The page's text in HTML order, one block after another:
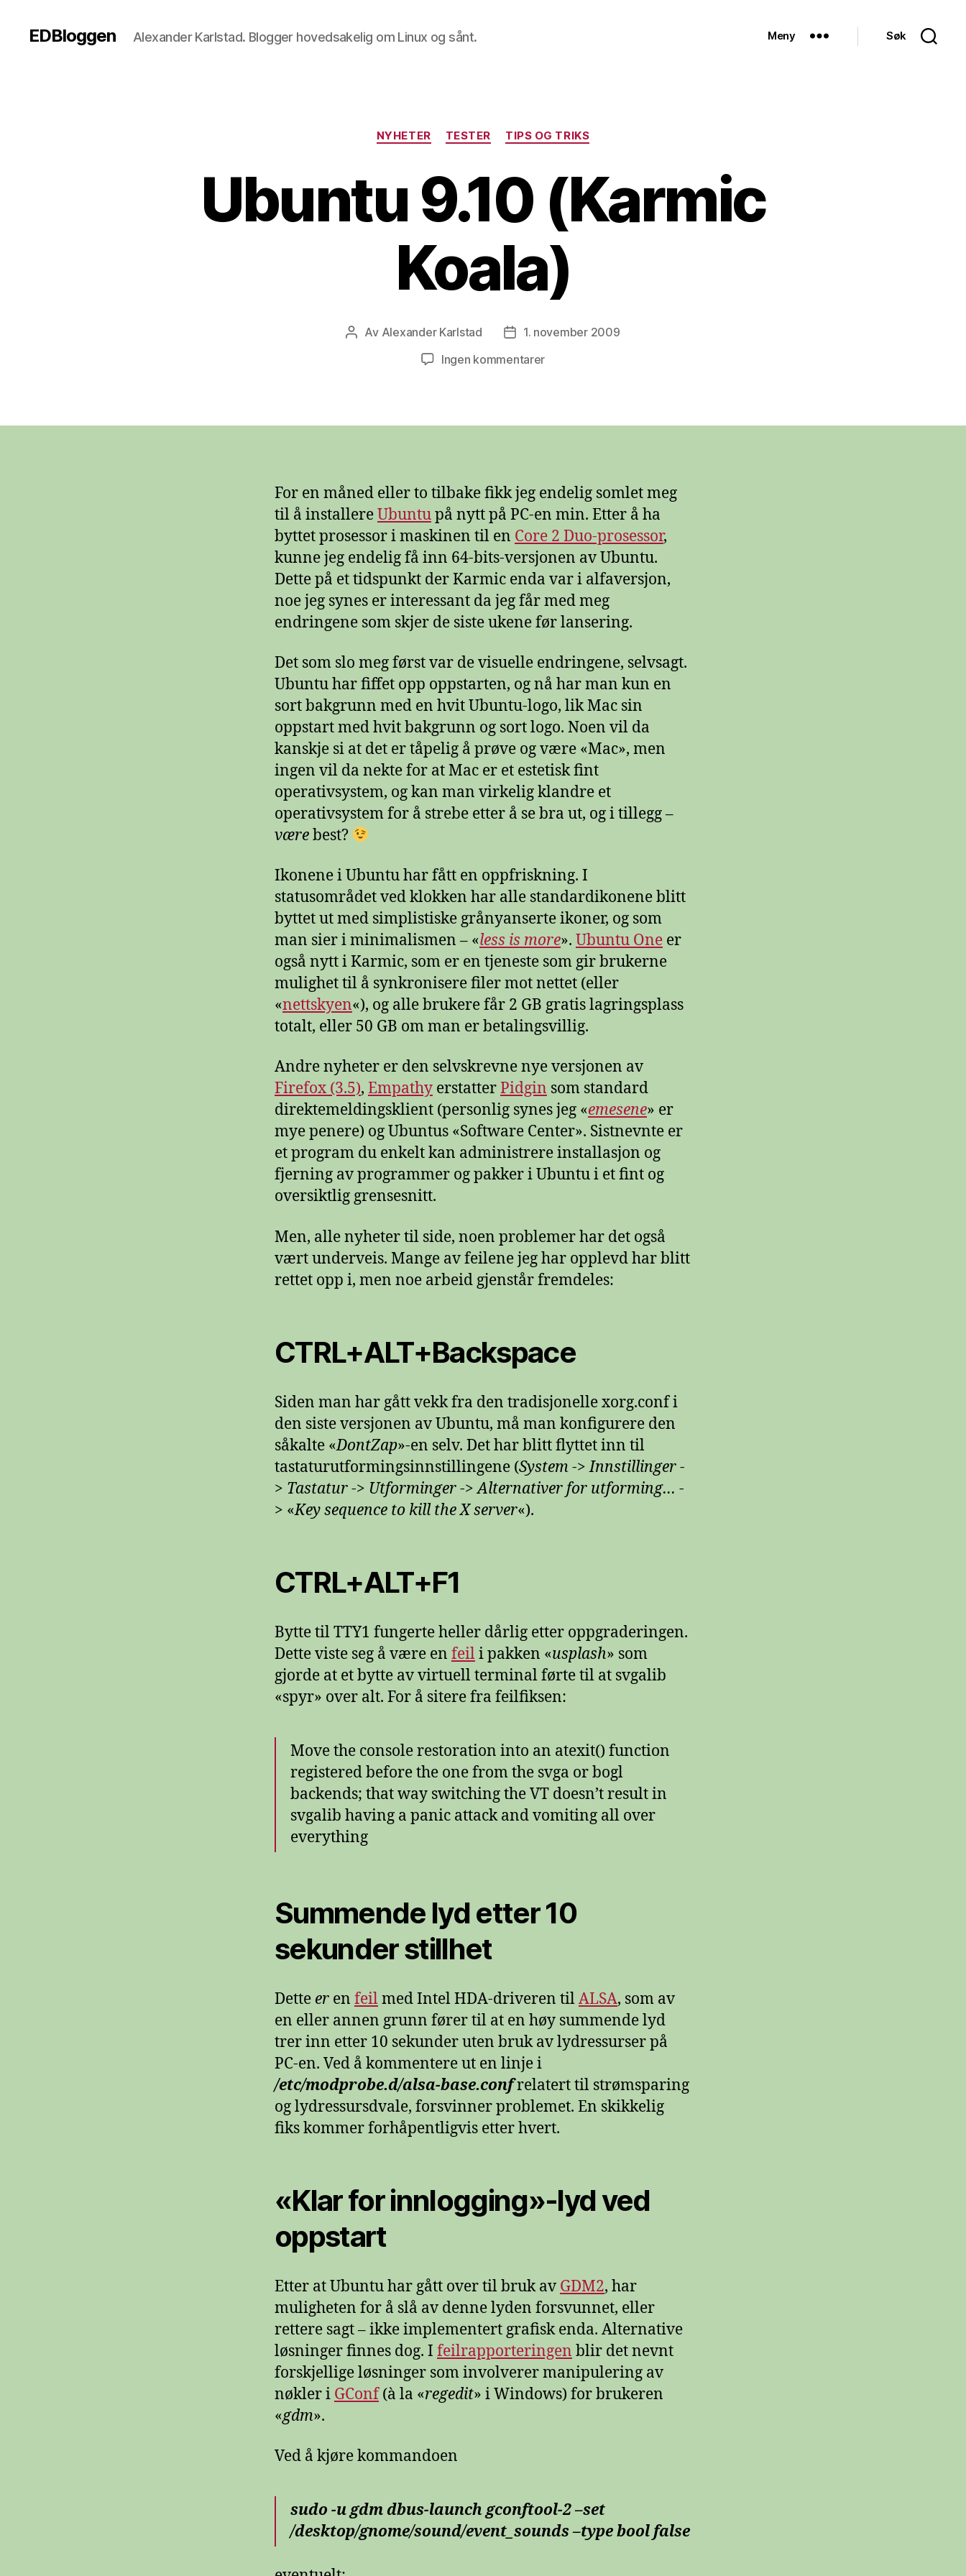
EDBloggen Alexander Karlstad. Blogger hovedsakelig om Linux og sånt. Meny Søk
Kategorier
NYHETER TESTER TIPS OG TRIKS
Ubuntu 9.10 (Karmic
Koala)
Innleggsforfatter
Av Alexander Karlstad Publiseringsdato
1. november 2009
Ingen kommentarertil
Koala)
For en måned eller to tilbake fikk jeg endelig somlet meg
til å installereUbuntupå nytt på PC-en min. Etter å ha
byttet prosessor i maskinen til en Core 2 Duo-prosessor,
kunne jeg endelig få inn 64-bits-versjonen av Ubuntu.
Dette på et tidspunkt der Karmic enda var i alfaversjon,
noe jeg synes er interessant da jeg får med meg
endringene som skjer de siste ukene før lansering.
Det som slo meg først var de visuelle endringene, selvsagt.
Ubuntu har fiffet opp oppstarten, og nå har man kun en
sort bakgrunn med en hvit Ubuntu-logo, lik Mac sin
oppstart med hvit bakgrunn og sort logo. Noen vil da
kanskje si at det er tåpelig å prøve og være «Mac», men
ingen vil da nekte for at Mac er et estetisk fint
operativsystem, og kan man virkelig klandre et
operativsystem for å strebe etter å se bra ut, og i tillegg –
værebest?
Ikonene i Ubuntu har fått en oppfriskning. I
statusområdet ved klokken har alle standardikonene blitt
byttet ut med simplistiske grånyanserte ikoner, og som
man sier i minimalismen – «less is more». Ubuntu One er
også nytt i Karmic, som er en tjeneste som gir brukerne
mulighet til å synkronisere filer mot nettet (eller
«nettskyen«), og alle brukere får 2 GB gratis lagringsplass
totalt, eller 50 GB om man er betalingsvillig.
Andre nyheter er den selvskrevne nye versjonen av
Firefox (3.5), Empathy erstatterPidgin som standard
direktemeldingsklient (personlig synes jeg «emesene» er
mye penere) og Ubuntus «Software Center». Sistnevnte er
et program du enkelt kan administrere installasjon og
fjerning av programmer og pakker i Ubuntu i et fint og
oversiktlig grensesnitt.
Men, alle nyheter til side, noen problemer har det også
vært underveis. Mange av feilene jeg har opplevd har blitt
rettet opp i, men noe arbeid gjenstår fremdeles:
CTRL+ALT+Backspace
Siden man har gått vekk fra den tradisjonelle xorg.conf i
den siste versjonen av Ubuntu, må man konfigurere den
såkalte «DontZap»-en selv. Det har blitt flyttet inn til
tastaturutformingsinnstillingene (System->Innstillinger-
> Tastatur-> Utforminger->Alternativer for utforming… -
> «Key sequence to kill the X server«).
CTRL+ALT+F1
Bytte til TTY1 fungerte heller dårlig etter oppgraderingen.
Dette viste seg å være en feili pakken «usplash» som
gjorde at et bytte av virtuell terminal førte til at svgalib
«spyr» over alt. For å sitere fra feilfiksen:
Move the console restoration into an atexit() function
registered before the one from the svga or bogl
backends; that way switching the VT doesn’t result in
svgalib having a panic attack and vomiting all over
everything
Summende lyd etter 10
sekunder stillhet
Dette er en feilmed Intel HDA-driveren tilALSA, som av
en eller annen grunn fører til at en høy summende lyd
trer inn etter 10 sekunder uten bruk av lydressurser på
PC-en. Ved å kommentere ut en linje i
/etc/modprobe.d/alsa-base.confrelatert til strømsparing
og lydressursdvale, forsvinner problemet. En skikkelig
fiks kommer forhåpentligvis etter hvert.
«Klar for innlogging»-lyd ved
oppstart
Etter at Ubuntu har gått over til bruk av GDM2, har
muligheten for å slå av denne lyden forsvunnet, eller
rettere sagt – ikke implementert grafisk enda. Alternative
løsninger finnes dog. I feilrapporteringen blir det nevnt
forskjellige løsninger som involverer manipulering av
nøkler i GConf(à la «regedit» i Windows) for brukeren
«gdm».
Ved å kjøre kommandoen
sudo -u gdm dbus-launch gconftool-2 –set
/desktop/gnome/sound/event_sounds –type bool false